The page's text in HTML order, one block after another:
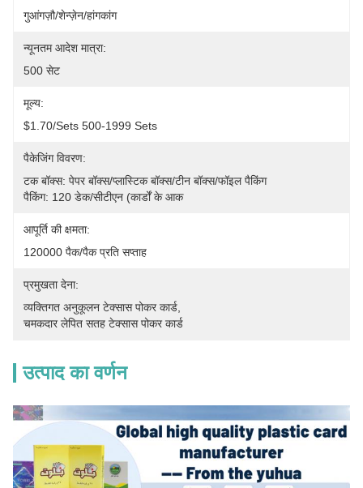
गुआंगज़ौ/शेन्ज़ेन/हांगकांग
न्यूनतम आदेश मात्रा:
500 सेट
मूल्य:
$1.70/sets 500-1999 Sets
पैकेजिंग विवरण:
टक बॉक्स: पेपर बॉक्स/प्लास्टिक बॉक्स/टीन बॉक्स/फॉइल पैकिंग
पैकिंग: 120 डेक/सीटीएन (कार्डों के आक
आपूर्ति की क्षमता:
120000 पैक/पैक प्रति सप्ताह
प्रमुखता देना:
व्यक्तिगत अनुकूलन टेक्सास पोकर कार्ड
चमकदार लेपित सतह टेक्सास पोकर कार्ड
उत्पाद का वर्णन